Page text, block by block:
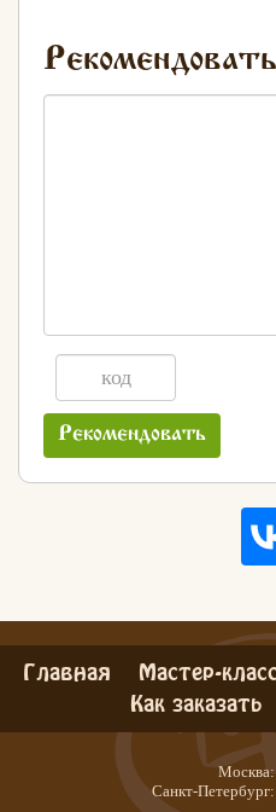
Рекомендовать
Рекомендовать
Главная Мастер-
Как заказать
Москва:
Санкт-Петербург: